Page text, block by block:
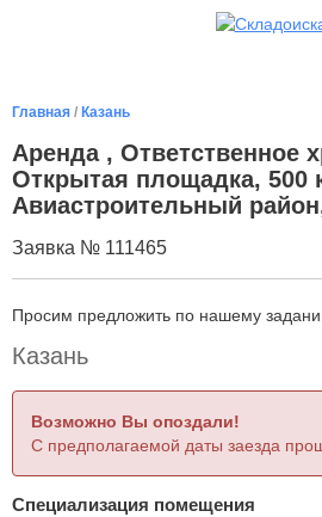
Главная / Казань
Аренда , Ответственное
Открытая площадка, 500
Авиастроительный
Заявка № 111465
Просим предложить по нашему
Казань
Возможно Вы опоздали!
С предполагаемой даты заезда
Специализация помещения